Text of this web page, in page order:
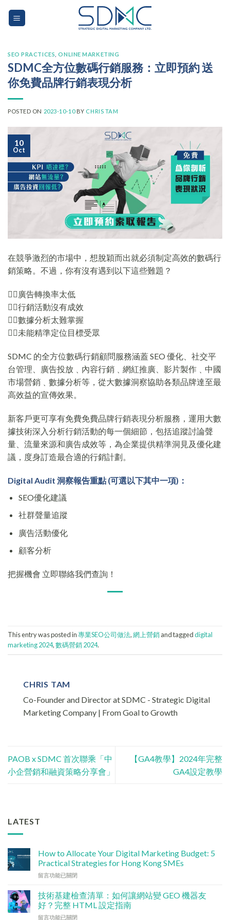
SEO PRACTICES ,ONLINE MARKETING
SDMC全方位數碼行銷服務：立即預約 送
你免費品牌行銷表現分析
POSTED ON 2023-10-10BY CHRIS TAM
10
Oct
在競爭激烈的市場中，想脫穎而出就必須制定高效的數碼行
銷策略。不過，你有沒有遇到以下這些難題？
🤷‍♀️廣告轉換率太低
🤷‍♀️行銷活動沒有成效
🤷‍♀️數據分析太難掌握
🤷‍♀️未能精準定位目標受眾
SDMC 的全方位數碼行銷顧問服務涵蓋 SEO 優化、社交平
台管理、廣告投放﹑內容行銷﹑網紅推廣、影片製作﹑中國
市場營銷﹑數據分析等，從大數據洞察協助各類品牌達至最
高效益的宣傳效果。
新客戶更可享有免費免費品牌行銷表現分析服務，運用大數
據技術深入分析行銷活動的每一個細節，包括追蹤討論聲
量、流量來源和廣告成效等，為企業提供精準洞見及優化建
議，度身訂造最合適的行銷計劃。
Digital Audit 洞察報告重點 (可選以下其中一項)：
SEO優化建議
社群聲量追蹤
廣告活動優化
顧客分析
把握機會 立即聯絡我們查詢！
This entry was posted in專業SEO公司做法,網上營銷and taggeddigital
marketing 2024,數碼營銷 2024.
CHRIS TAM
Co-Founder and Director at SDMC - Strategic Digital
Marketing Company | From Goal to Growth
PAOB x SDMC 首次聯乘「中
小企營銷和融資策略分享會」
【GA4教學】2024年完整
GA4設定教學
LATEST
How to Allocate Your Digital Marketing Budget: 5
Practical Strategies for Hong Kong SMEs
在
碼
行
銷
預
留言功能已關閉
技術基建檢查清單：如何讓網站變 GEO 機器友
好？完整 HTML 設定指南
在
留言功能已關閉